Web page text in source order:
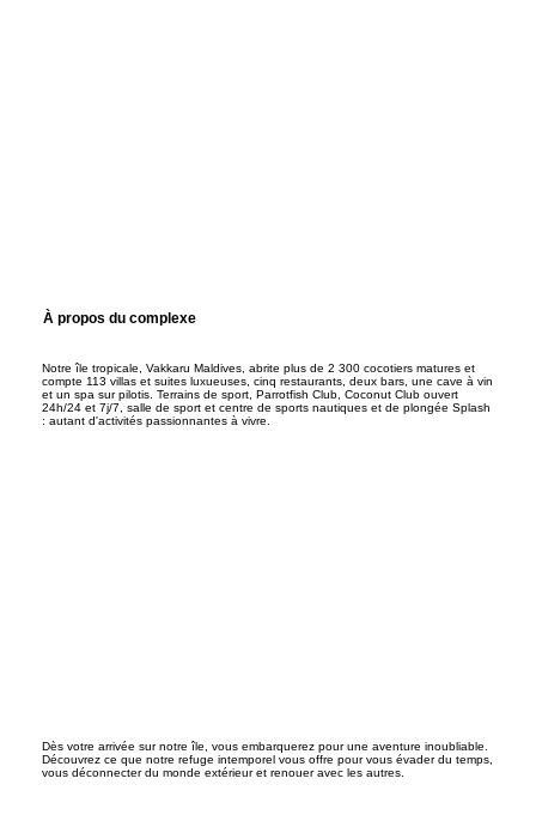
À propos du complexe
Notre île tropicale, Vakkaru Maldives, abrite plus de 2 300 cocotiers matures et
compte 113 villas et suites luxueuses, cinq restaurants, deux bars, une cave à vin
et un spa sur pilotis. Terrains de sport, Parrotfish Club, Coconut Club ouvert
24h/24 et 7j/7, salle de sport et centre de sports nautiques et de plongée Splash
: autant d'activités passionnantes à vivre.
Dès votre arrivée sur notre île, vous embarquerez pour une aventure inoubliable.
Découvrez ce que notre refuge intemporel vous offre pour vous évader du temps,
vous déconnecter du monde extérieur et renouer avec les autres.